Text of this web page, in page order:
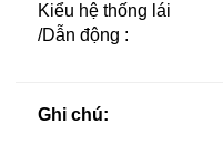
Kiểu hệ thống lái
/Dẫn động :
Ghi chú: